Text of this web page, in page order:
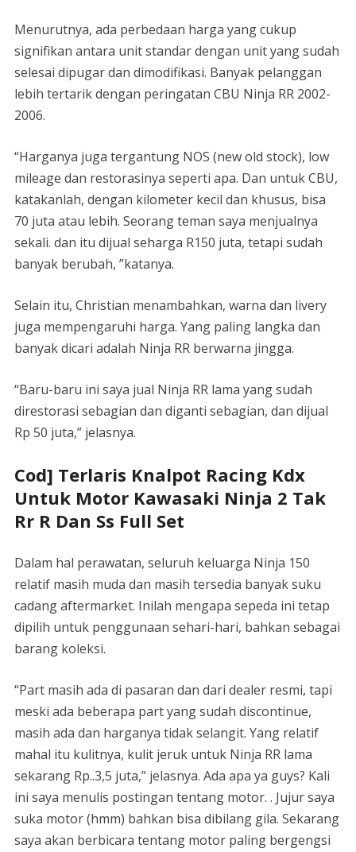
Menurutnya, ada perbedaan harga yang cukup
signifikan antara unit standar dengan unit yang sudah
selesai dipugar dan dimodifikasi. Banyak pelanggan
lebih tertarik dengan peringatan CBU Ninja RR 2002-
2006.
“Harganya juga tergantung NOS (new old stock), low
mileage dan restorasinya seperti apa. Dan untuk CBU,
katakanlah, dengan kilometer kecil dan khusus, bisa
70 juta atau lebih. Seorang teman saya menjualnya
sekali. dan itu dijual seharga R150 juta, tetapi sudah
banyak berubah, ”katanya.
Selain itu, Christian menambahkan, warna dan livery
juga mempengaruhi harga. Yang paling langka dan
banyak dicari adalah Ninja RR berwarna jingga.
“Baru-baru ini saya jual Ninja RR lama yang sudah
direstorasi sebagian dan diganti sebagian, dan dijual
Rp 50 juta,” jelasnya.
Cod] Terlaris Knalpot Racing Kdx
Untuk Motor Kawasaki Ninja 2 Tak
Rr R Dan Ss Full Set
Dalam hal perawatan, seluruh keluarga Ninja 150
relatif masih muda dan masih tersedia banyak suku
cadang aftermarket. Inilah mengapa sepeda ini tetap
dipilih untuk penggunaan sehari-hari, bahkan sebagai
barang koleksi.
“Part masih ada di pasaran dan dari dealer resmi, tapi
meski ada beberapa part yang sudah discontinue,
masih ada dan harganya tidak selangit. Yang relatif
mahal itu kulitnya, kulit jeruk untuk Ninja RR lama
sekarang Rp..3,5 juta,” jelasnya. Ada apa ya guys? Kali
ini saya menulis postingan tentang motor. . Jujur saya
suka motor (hmm) bahkan bisa dibilang gila. Sekarang
saya akan berbicara tentang motor paling bergengsi